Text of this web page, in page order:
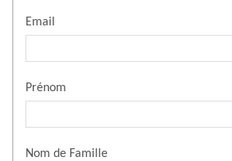
Email
Prénom
Nom de Famille